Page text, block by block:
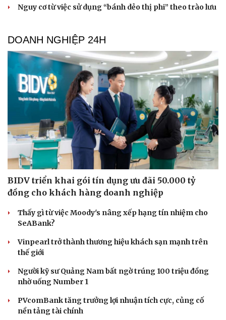
check-in
Hạt giống tâm hồn
Nguy cơ từ việc sử dụng “bánh dẻo thị phi” theo trào lưu
DOANH NGHIỆP 24H
BIDV triển khai gói tín dụng ưu đãi 50.000 tỷ
đồng cho khách hàng doanh nghiệp
Thấy gì từ việc Moody's nâng xếp hạng tín nhiệm cho
SeABank?
Vinpearl trở thành thương hiệu khách sạn mạnh trên
thế giới
Người kỹ sư Quảng Nam bất ngờ trúng 100 triệu đồng
nhờ uống Number 1
PVcomBank tăng trưởng lợi nhuận tích cực, củng cố
nền tảng tài chính